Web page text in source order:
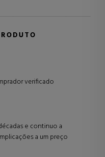
verificado
e continuo a
a um preço